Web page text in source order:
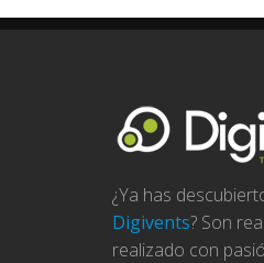
¿Ya has
Digivents? Son
realizado con